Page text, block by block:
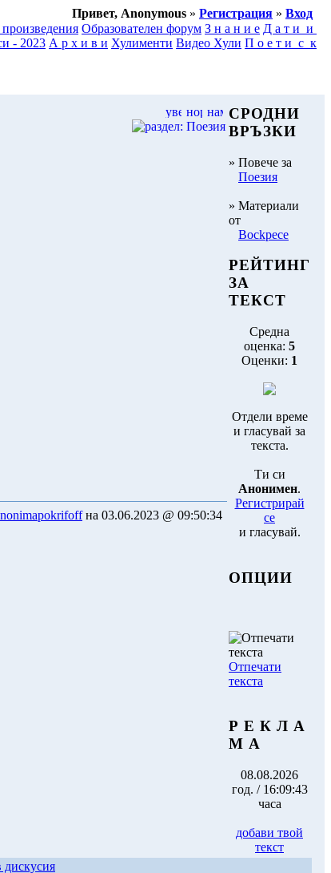
Привет, Anonymous » Регистрация » Вход
Образователен форум З н а н и е Д а т и и
- 2023 А р х и в и Хулименти Видео Хули П о е т и с к
на 03.06.2023 @ 09:50:34
СРОДНИ
ВРЪЗКИ
» Повече за
Поезия
» Материали
от
Bockpece
РЕЙТИНГ
ЗА
ТЕКСТ
Средна
оценка: 5
Оценки: 1
Отдели време
и гласувай за
текста.
Ти си
Анонимен.
Регистрирай
се
и гласувай.
ОПЦИИ
Отпечати
текста
Р Е К Л А
М А
08.08.2026
год. / 16:09:43
часа
добави твой
текст
дискусия